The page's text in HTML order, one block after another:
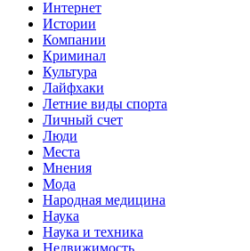
Интернет
Истории
Компании
Криминал
Культура
Лайфхаки
Летние виды спорта
Личный счет
Люди
Места
Мнения
Мода
Народная медицина
Наука
Наука и техника
Недвижимость